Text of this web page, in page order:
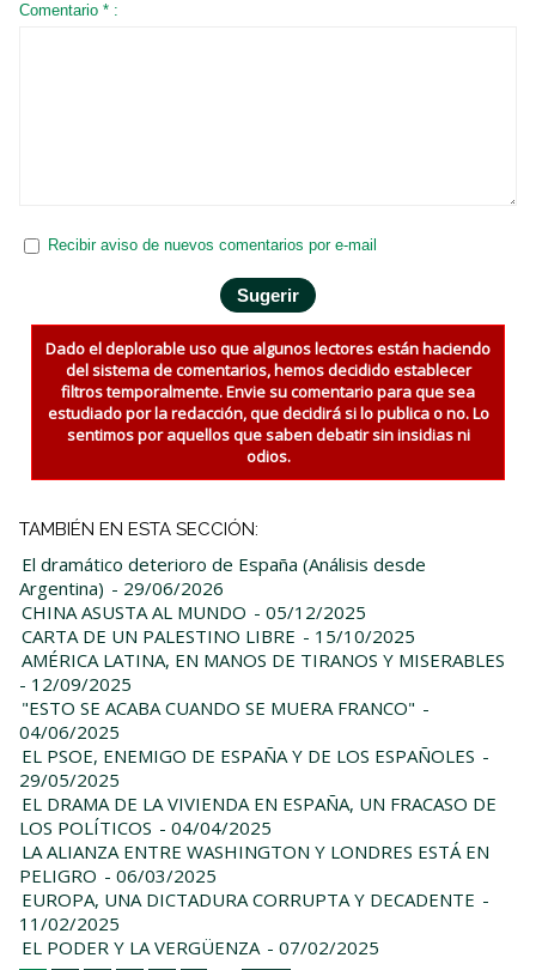
Comentario * :
Recibir aviso de nuevos comentarios por e-mail
Dado el deplorable uso que algunos lectores están haciendo
del sistema de comentarios, hemos decidido establecer
filtros temporalmente. Envie su comentario para que sea
estudiado por la redacción, que decidirá si lo publica o no. Lo
sentimos por aquellos que saben debatir sin insidias ni
odios.
TAMBIÉN EN ESTA SECCIÓN:
El dramático deterioro de España (Análisis desde
Argentina) - 29/06/2026
CHINA ASUSTA AL MUNDO - 05/12/2025
CARTA DE UN PALESTINO LIBRE - 15/10/2025
AMÉRICA LATINA, EN MANOS DE TIRANOS Y MISERABLES
- 12/09/2025
"ESTO SE ACABA CUANDO SE MUERA FRANCO" -
04/06/2025
EL PSOE, ENEMIGO DE ESPAÑA Y DE LOS ESPAÑOLES -
29/05/2025
EL DRAMA DE LA VIVIENDA EN ESPAÑA, UN FRACASO DE
LOS POLÍTICOS - 04/04/2025
LA ALIANZA ENTRE WASHINGTON Y LONDRES ESTÁ EN
PELIGRO - 06/03/2025
EUROPA, UNA DICTADURA CORRUPTA Y DECADENTE -
11/02/2025
EL PODER Y LA VERGÜENZA - 07/02/2025